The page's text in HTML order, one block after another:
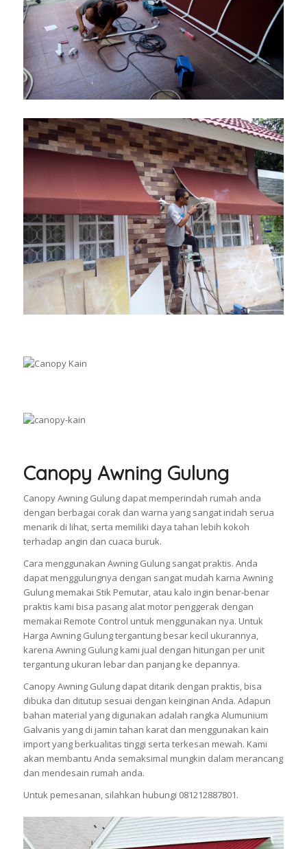
Canopy Awning Gulung
Canopy Awning Gulung dapat memperindah rumah anda
dengan berbagai corak dan warna yang sangat indah serua
menarik di lihat, serta memiliki daya tahan lebih kokoh
terhadap angin dan cuaca buruk.
Cara menggunakan Awning Gulung sangat praktis. Anda
dapat menggulungnya dengan sangat mudah karna Awning
Gulung memakai Stik Pemutar, atau kalo ingin benar-benar
praktis kami bisa pasang alat motor penggerak dengan
memakai Remote Control untuk menggunakan nya. Untuk
Harga Awning Gulung tergantung besar kecil ukurannya,
karena Awning Gulung kami jual dengan hitungan per unit
tergantung ukuran lebar dan panjang ke depannya.
Canopy Awning Gulung dapat ditarik dengan praktis, bisa
dibuka dan ditutup sesuai dengan keinginan Anda. Adapun
bahan material yang digunakan adalah rangka Alumunium
Galvanis yang di jamin tahan karat dan menggunakan kain
import yang berkualitas tinggi serta terkesan mewah. Kami
akan membantu Anda semaksimal mungkin dalam merancang
dan mendesain rumah anda.
Untuk pemesanan, silahkan hubungi 081212887801.